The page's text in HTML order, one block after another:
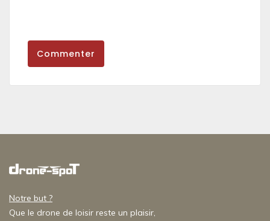
Commenter
Notre but ?
Que le drone de loisir reste un plaisir,